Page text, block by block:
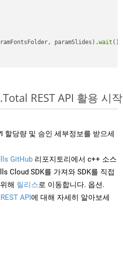
paramSlides).wait ();
REST API 활용 시작
할당량 및 승인 세부정보를 받으세
GitHub 리포지토리에서 c++ 소스
Cloud SDK를 가져와 SDK를 직접
해 릴리스로 이동합니다. 옵션.
REST API에 대해 자세히 알아보세